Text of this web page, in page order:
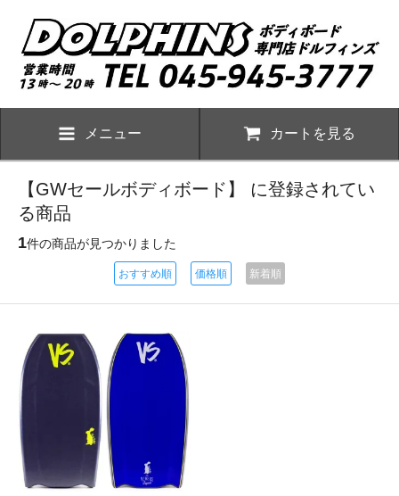
メニュー カートを見る
【GWセールボディボード】 に登録されてい
る商品
1件の商品が見つかりました
おすすめ順 価格順 新着順